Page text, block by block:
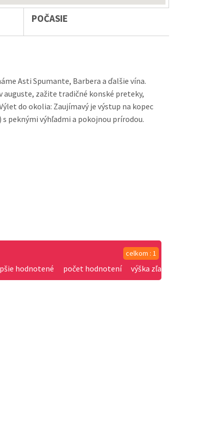
POČASIE
Asti Spumante, Barbera a ďalšie vína.
auguste, zažite tradičné konské preteky,
peknými výhľadmi a pokojnou prírodou.
celkom : 1
hodnotené počet hodnotení výška zľavy